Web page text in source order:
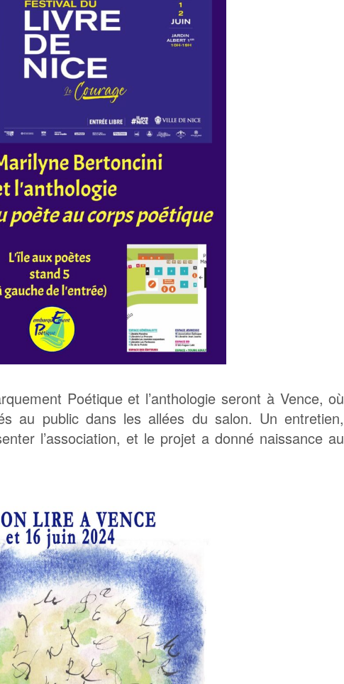
Poétique et l’anthologie seront à Vence, où
au public dans les allées du salon. Un entretien,
l’association, et le projet a donné naissance au